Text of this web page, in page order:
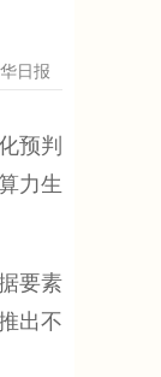
日报
预判
力生
要素
出不